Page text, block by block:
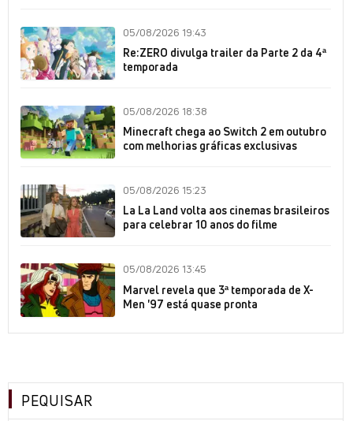
05/08/2026 19:43
Re:ZERO divulga trailer da Parte 2 da 4ª
temporada
05/08/2026 18:38
Minecraft chega ao Switch 2 em outubro
com melhorias gráficas exclusivas
05/08/2026 15:23
La La Land volta aos cinemas brasileiros
para celebrar 10 anos do filme
05/08/2026 13:45
Marvel revela que 3ª temporada de X-
Men '97 está quase pronta
PEQUISAR